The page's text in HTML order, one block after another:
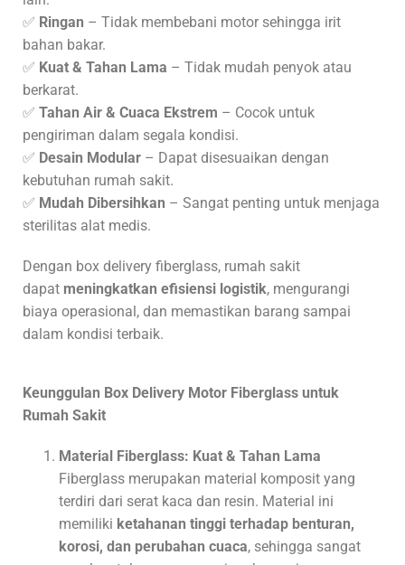
✅ Ringan – Tidak membebani motor sehingga irit
bahan bakar.
✅ Kuat & Tahan Lama – Tidak mudah penyok atau
berkarat.
✅ Tahan Air & Cuaca Ekstrem – Cocok untuk
pengiriman dalam segala kondisi.
✅ Desain Modular – Dapat disesuaikan dengan
kebutuhan rumah sakit.
✅ Mudah Dibersihkan – Sangat penting untuk menjaga
sterilitas alat medis.
Dengan box delivery fiberglass, rumah sakit
dapat meningkatkan efisiensi logistik, mengurangi
biaya operasional, dan memastikan barang sampai
dalam kondisi terbaik.
Keunggulan Box Delivery Motor Fiberglass untuk
Rumah Sakit
Material Fiberglass: Kuat & Tahan Lama
Fiberglass merupakan material komposit yang
terdiri dari serat kaca dan resin. Material ini
memiliki ketahanan tinggi terhadap benturan,
korosi, dan perubahan cuaca, sehingga sangat